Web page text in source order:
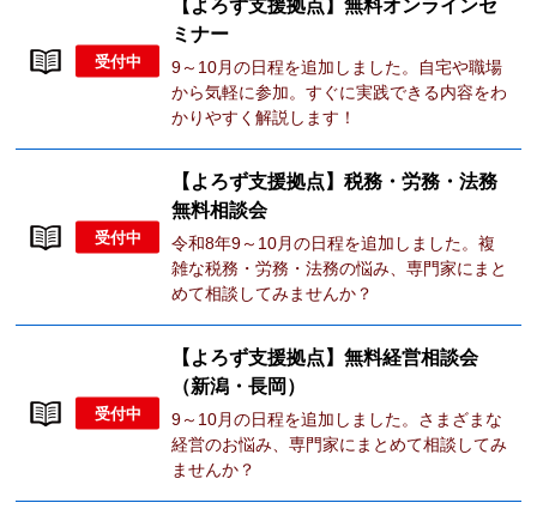
受付中
【よろず支援拠点】無料オンラインセ
ミナー
9～10月の日程を追加しました。自宅や職場
から気軽に参加。すぐに実践できる内容をわ
かりやすく解説します！
受付中
【よろず支援拠点】税務・労務・法務
無料相談会
令和8年9～10月の日程を追加しました。複
雑な税務・労務・法務の悩み、専門家にまと
めて相談してみませんか？
受付中
【よろず支援拠点】無料経営相談会
（新潟・長岡）
9～10月の日程を追加しました。さまざまな
経営のお悩み、専門家にまとめて相談してみ
ませんか？